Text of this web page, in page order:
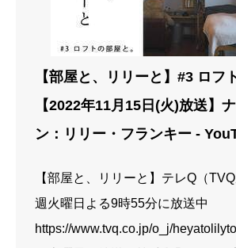
【部屋と、リリーと】#3 ロフ
【2022年11月15日(火)放送】
ン：リリー・フランキー -
【部屋と、リリーと】テレQ（
週火曜日よる9時55分に放送中
https://www.tvq.co.jp/o_j/